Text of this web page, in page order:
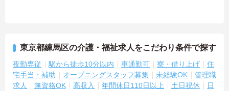
東京都練馬区の介護・福祉求人をこだわり条件で探す
夜勤専従 駅から徒歩10分以内 車通勤可 寮・借り上げ
住
宅手当・補助
オープニングスタッフ募集 未経験OK
管理職
求人
無資格OK 高収入 年間休日110日以上 土日祝休
日